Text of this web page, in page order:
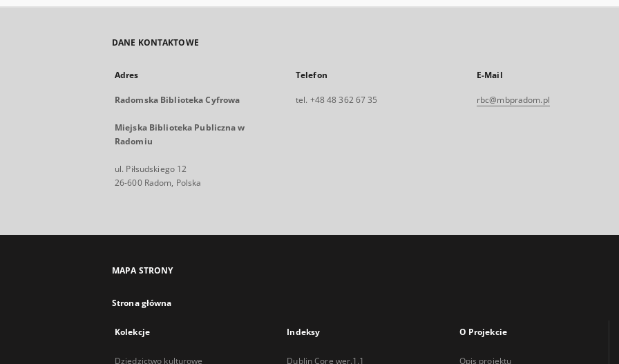
DANE KONTAKTOWE
Adres
Radomska Biblioteka Cyfrowa
Miejska Biblioteka Publiczna w
Radomiu
ul. Piłsudskiego 12
26-600 Radom, Polska
Telefon
tel. +48 48 362 67 35
E-Mail
rbc@mbpradom.pl
MAPA STRONY
Strona główna
Kolekcje
Dziedzictwo kulturowe
Indeksy
Dublin Core wer.1.1
O Projekcie
Opis projektu